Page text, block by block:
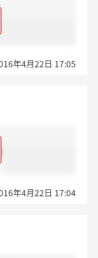
年4月22日 17:05
年4月22日 17:04